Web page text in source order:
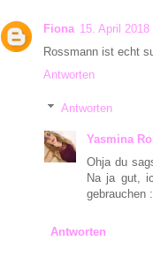
Fiona 15. April
Rossmann ist echt
Antworten
Antworten
Yasmina
Ohja du
Na ja gut,
gebrauchen
Antworten